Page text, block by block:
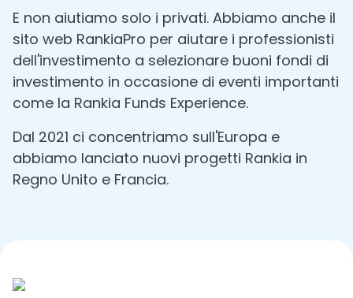
E non aiutiamo solo i privati. Abbiamo anche il
sito web RankiaPro per aiutare i professionisti
dell'investimento a selezionare buoni fondi di
investimento in occasione di eventi importanti
come la Rankia Funds Experience.
Dal 2021 ci concentriamo sull'Europa e
abbiamo lanciato nuovi progetti Rankia in
Regno Unito e Francia.